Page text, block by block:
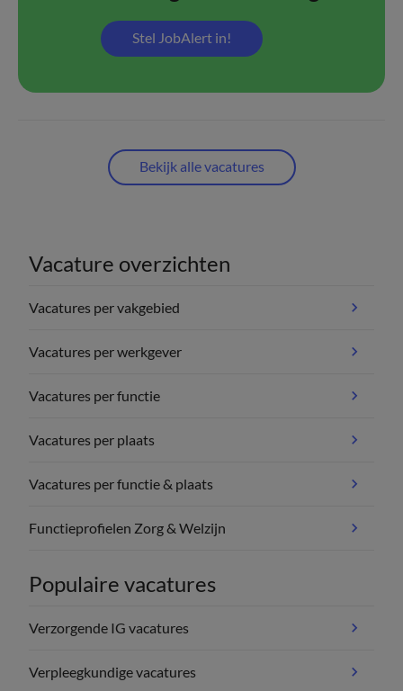
Stel JobAlert in!
Bekijk alle vacatures
Vacature overzichten
Vacatures per vakgebied
Vacatures per werkgever
Vacatures per functie
Vacatures per plaats
Vacatures per functie & plaats
Functieprofielen Zorg & Welzijn
Populaire vacatures
Verzorgende IG vacatures
Verpleegkundige vacatures